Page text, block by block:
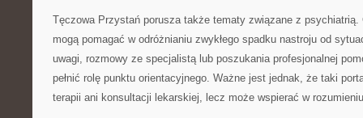
Tęczowa Przystań porusza także tematy związane z psychiatrią.
mogą pomagać w odróżnianiu zwykłego spadku nastroju od
uwagi, rozmowy ze specjalistą lub poszukania profesjonalnej
pełnić rolę punktu orientacyjnego. Ważne jest jednak, że taki
terapii ani konsultacji lekarskiej, lecz może wspierać w